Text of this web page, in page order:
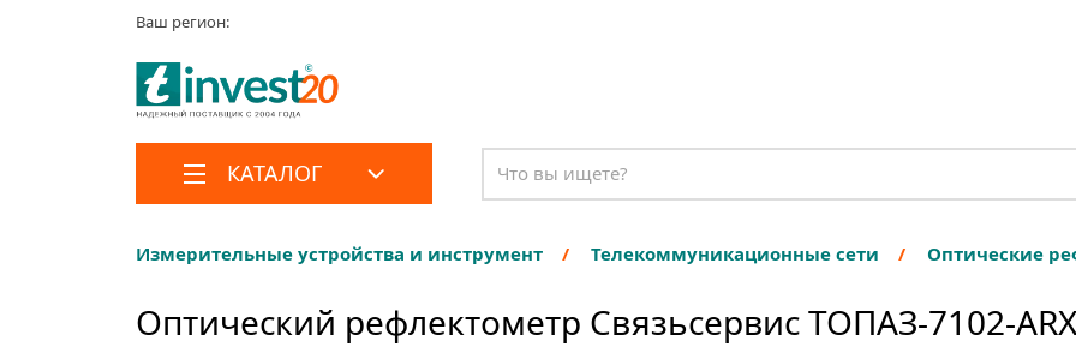
Ваш регион:
КАТАЛОГ
Измерительные устройства и инструмент Телекоммуникационные сети Оптические
Оптический рефлектометр Связьсервис ТОПАЗ-7102-